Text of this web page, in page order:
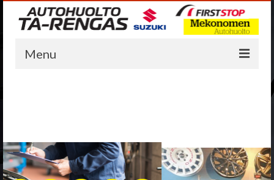
Menu
ÖLJYNVAIHTO